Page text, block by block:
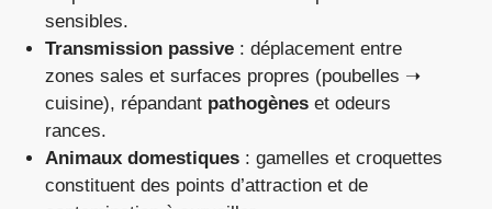
sensibles.
Transmission passive : déplacement entre
zones sales et surfaces propres (poubelles ➝
cuisine), répandant pathogènes et odeurs
rances.
Animaux domestiques : gamelles et croquettes
constituent des points d’attraction et de